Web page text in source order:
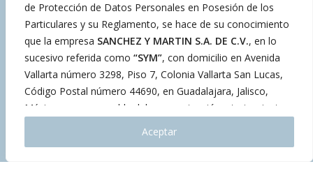
de Protección de Datos Personales en Posesión de los
Particulares y su Reglamento, se hace de su conocimiento
que la empresa SANCHEZ Y MARTIN S.A. DE C.V., en lo
sucesivo referida como “SYM”, con domicilio en Avenida
Vallarta número 3298, Piso 7, Colonia Vallarta San Lucas,
Código Postal número 44690, en Guadalajara, Jalisco,
México, es responsable del uso, protección y tratamiento
Aceptar
Contáctanos
Cuidado de la piel
Preguntas Frecuentes